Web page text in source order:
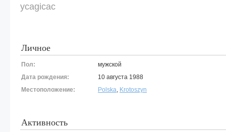
ycagicac
Личное
Пол:
мужской
Дата рождения:
10 августа 1988
Местоположение:
Polska, Krotoszyn
Активность